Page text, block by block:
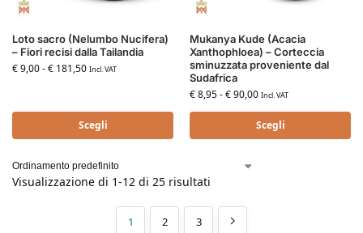
Loto sacro (Nelumbo Nucifera)
– Fiori recisi dalla Tailandia
€9,00-€ 181,50 Incl. VAT
Scegli
Mukanya Kude (Acacia
Xanthophloea) – Corteccia
sminuzzata proveniente dal
Sudafrica
€8,95-€90,00 Incl. VAT
Scegli
Visualizzazione di 1-12 di 25 risultati
1 2 3